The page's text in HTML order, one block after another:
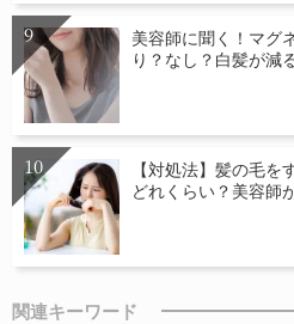
美容師に聞く！マグ
り？なし？白髪が減
【対処法】髪の毛
どれくらい？美容師
関連キーワード